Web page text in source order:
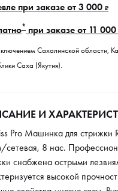
при заказе от 3 000₽
* при заказе от 11
Сахалинской области,
Саха (Якутия).
И
Pro Машинка для
сетевая, 8 нас.
снабжена острыми
высокой